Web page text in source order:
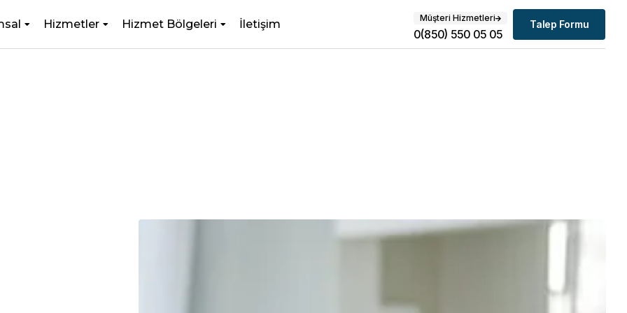
Hizmetler Hizmet Bölgeleri İletişim Müşteri Hizmetleri
0(850) 550 05 05
Talep Formu